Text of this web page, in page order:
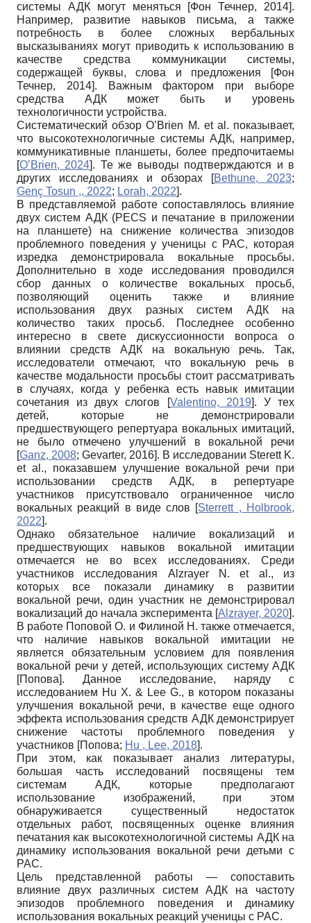
системы АДК могут меняться [Фон Течнер, 2014].
Например, развитие навыков письма, а также
потребность в более сложных вербальных
высказываниях могут приводить к использованию в
качестве средства коммуникации системы,
содержащей буквы, слова и предложения
[Фон
Течнер, 2014]. Важным фактором при выборе
средства АДК может быть и уровень
технологичности устройства.
Систематический обзор O’Brien M. et al. показывает,
что высокотехнологичные системы АДК, например,
коммуникативные планшеты, более предпочитаемы
[O’Brien, 2024]. Те же выводы подтверждаются и в
других исследованиях и обзорах
[Bethune, 2023;
Genç Tosun ,, 2022; Lorah, 2022].
В представляемой работе сопоставлялось влияние
двух систем АДК (PECS и печатание в приложении
на планшете) на снижение количества эпизодов
проблемного поведения у ученицы с РАС, которая
изредка демонстрировала вокальные просьбы.
Дополнительно в ходе исследования проводился
сбор данных о количестве вокальных просьб,
позволяющий оценить также и влияние
использования двух разных систем АДК на
количество таких просьб. Последнее особенно
интересно в свете дискуссионности вопроса о
влиянии средств АДК на вокальную речь. Так,
исследователи отмечают, что вокальную речь в
качестве модальности просьбы стоит рассматривать
в случаях, когда у ребенка есть навык имитации
сочетания из двух слогов
[Valentino, 2019]. У тех
детей, которые не демонстрировали
предшествующего репертуара вокальных имитаций,
не было отмечено улучшений в вокальной речи
[Ganz, 2008; Gevarter, 2016]. В исследовании Sterett K.
et al., показавшем улучшение вокальной речи при
использовании средств АДК, в репертуаре
участников присутствовало ограниченное число
вокальных реакций в виде слов [Sterrett , Holbrook,
2022].
Однако обязательное наличие вокализаций и
предшествующих навыков вокальной имитации
отмечается не во всех исследованиях. Среди
участников исследования Alzrayer N. et al., из
которых все показали динамику в развитии
вокальной речи, один участник не демонстрировал
вокализаций до начала эксперимента [Alzrayer, 2020].
В работе Поповой О. и Филиной Н. также отмечается,
что наличие навыков вокальной имитации не
является обязательным условием для появления
вокальной речи у детей, использующих систему АДК
[Попова]. Данное исследование, наряду с
исследованием Hu X. & Lee G., в котором показаны
улучшения вокальной речи, в качестве еще одного
эффекта использования средств АДК демонстрирует
снижение частоты проблемного поведения у
участников [Попова; Hu , Lee, 2018].
При этом, как показывает анализ литературы,
большая часть исследований посвящены тем
системам АДК, которые предполагают
использование изображений, при этом
обнаруживается существенный недостаток
отдельных работ, посвященных оценке влияния
печатания как высокотехнологичной системы АДК на
динамику использования вокальной речи детьми с
РАС.
Цель представленной работы — сопоставить
влияние двух различных систем АДК на частоту
эпизодов проблемного поведения и динамику
использования вокальных реакций ученицы с РАС.